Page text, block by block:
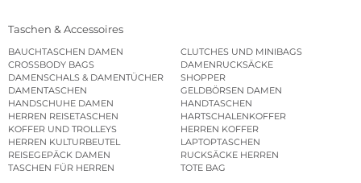
Taschen & Accessoires
BAUCHTASCHEN DAMEN
CLUTCHES UND MINIBAGS
CROSSBODY BAGS
DAMENRUCKSÄCKE
DAMENSCHALS & DAMENTÜCHER
SHOPPER
DAMENTASCHEN
GELDBÖRSEN DAMEN
HANDSCHUHE DAMEN
HANDTASCHEN
HERREN REISETASCHEN
HARTSCHALENKOFFER
KOFFER UND TROLLEYS
HERREN KOFFER
HERREN KULTURBEUTEL
LAPTOPTASCHEN
REISEGEPÄCK DAMEN
RUCKSÄCKE HERREN
TASCHEN FÜR HERREN
TOTE BAG